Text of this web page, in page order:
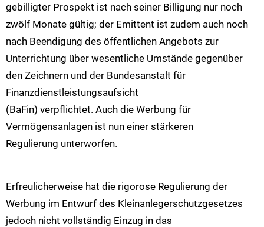
gebilligter Prospekt ist nach seiner Billigung nur noch
zwölf Monate gültig; der Emittent ist zudem auch noch
nach Beendigung des öffentlichen Angebots zur
Unterrichtung über wesentliche Umstände gegenüber
den Zeichnern und der Bundesanstalt für
Finanzdienstleistungsaufsicht
(BaFin) verpflichtet. Auch die Werbung für
Vermögensanlagen ist nun einer stärkeren
Regulierung unterworfen.
Erfreulicherweise hat die rigorose Regulierung der
Werbung im Entwurf des Kleinanlegerschutzgesetzes
jedoch nicht vollständig Einzug in das